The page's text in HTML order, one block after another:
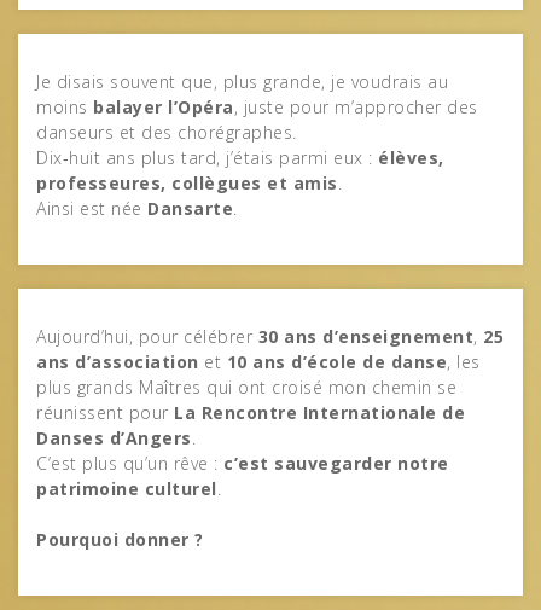
Je disais souvent que, plus grande, je voudrais au
moins balayer l’Opéra, juste pour m’approcher des
danseurs et des chorégraphes.
Dix‑huit ans plus tard, j’étais parmi eux : élèves,
professeures, collègues et amis
Ainsi est née Dansarte
Aujourd’hui, pour célébrer 30 ans d’enseignement, 25
ans d’association et 10 ans d’école de danse, les
plus grands Maîtres qui ont croisé mon chemin se
réunissent pour La Rencontre Internationale de
Danses d’Angers
C’est plus qu’un rêve : c’est sauvegarder notre
patrimoine culturel
Pourquoi donner ?